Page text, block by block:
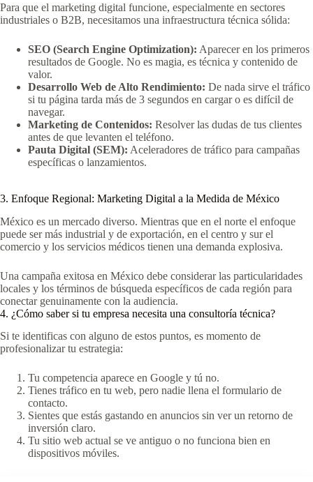
Para que el marketing digital funcione, especialmente en sectores
industriales o B2B, necesitamos una infraestructura técnica sólida:
SEO (Search Engine Optimization): Aparecer en los primeros
resultados de Google. No es magia, es técnica y contenido de
valor.
Desarrollo Web de Alto Rendimiento: De nada sirve el tráfico
si tu página tarda más de 3 segundos en cargar o es difícil de
navegar.
Marketing de Contenidos: Resolver las dudas de tus clientes
antes de que levanten el teléfono.
Pauta Digital (SEM): Aceleradores de tráfico para campañas
específicas o lanzamientos.
3. Enfoque Regional: Marketing Digital a la Medida de México
México es un mercado diverso. Mientras que en el norte el enfoque
puede ser más industrial y de exportación, en el centro y sur el
comercio y los servicios médicos tienen una demanda explosiva.
Una campaña exitosa en México debe considerar las particularidades
locales y los términos de búsqueda específicos de cada región para
conectar genuinamente con la audiencia.
4. ¿Cómo saber si tu empresa necesita una consultoría técnica?
Si te identificas con alguno de estos puntos, es momento de
profesionalizar tu estrategia:
Tu competencia aparece en Google y tú no.
Tienes tráfico en tu web, pero nadie llena el formulario de
contacto.
Sientes que estás gastando en anuncios sin ver un retorno de
inversión claro.
Tu sitio web actual se ve antiguo o no funciona bien en
dispositivos móviles.